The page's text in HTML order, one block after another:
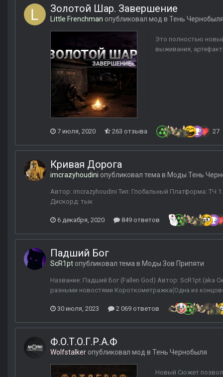
Золотой Шар. Завершение
Little Frenchman опубликовал мод в Тень
Это полностью
выживания,
7 июля, 2020 263 отзыва 27
Кривая Дорога
imcrazyhoudini опубликовал тема в Моды Тень
Автор: imcrazyhoudini Тип: Глобальный Платформа: ТЧ
Дискорд: тык
6 декабря, 2020 849 ответов
Падший Бог
ScR1pt опубликовал тема в Моды Зов Припяти
Название: Падший Бог (Fallen God) Автор: ScR1pt (aka
разными новостями Короткометражка(Одна из
30 июля, 2023 2 069 ответов
Ф.О.Т.О.Г.Р.А.Ф
Wolfstalker опубликовал мод в Тень Чернобыля
Новый Сюжет